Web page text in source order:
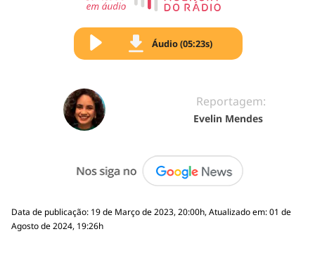
Áudio (05:23s)
Reportagem:
Evelin Mendes
Data de publicação: 19 de Março de 2023, 20:00h, Atualizado em: 01 de
Agosto de 2024, 19:26h